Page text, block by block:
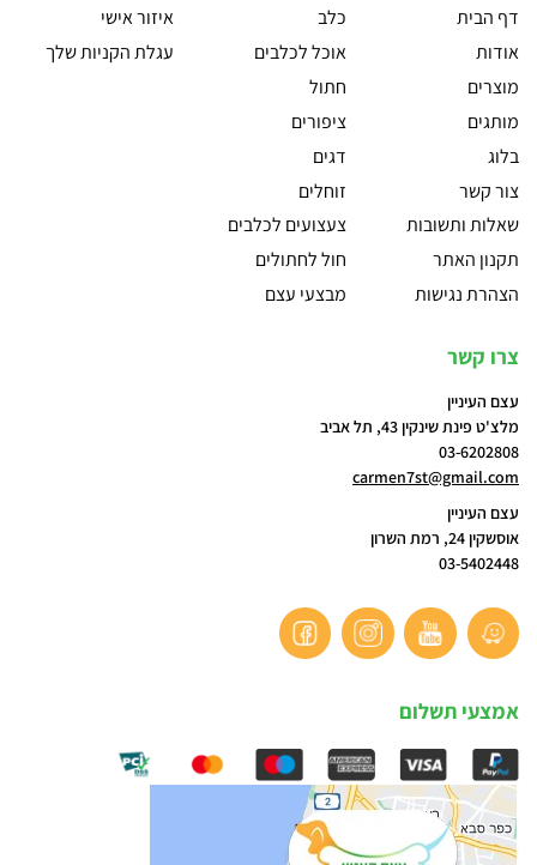
דף הבית
אודות
מוצרים
מותגים
בלוג
צור קשר
שאלות ותשובות
תקנון האתר
הצהרת נגישות
כלב
אוכל לכלבים
חתול
ציפורים
דגים
זוחלים
צעצועים לכלבים
חול לחתולים
מבצעי עצם
איזור אישי
עגלת הקניות שלך
צרו קשר
עצם העיניין
מלצ'ט פינת שינקין 43, תל אביב
03-6202808
carmen7st@gmail.com
עצם העיניין
אוסשקין 24, רמת השרון
03-5402448
אמצעי תשלום